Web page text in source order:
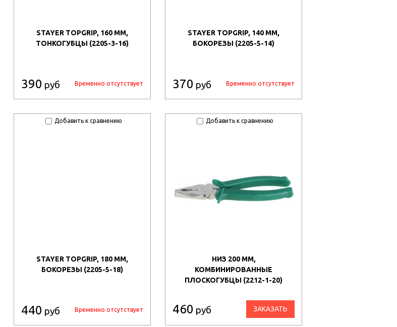
STAYER TOPGRIP, 160 ММ,
ТОНКОГУБЦЫ (2205-3-16)
390 руб Временно отсутствует
STAYER TOPGRIP, 140 ММ,
БОКОРЕЗЫ (2205-5-14)
370 руб Временно отсутствует
Добавить к сравнению
STAYER TOPGRIP, 180 ММ,
БОКОРЕЗЫ (2205-5-18)
440 руб Временно отсутствует
Добавить к сравнению
НИЗ 200 ММ,
КОМБИНИРОВАННЫЕ
ПЛОСКОГУБЦЫ (2212-1-20)
460 руб ЗАКАЗАТЬ